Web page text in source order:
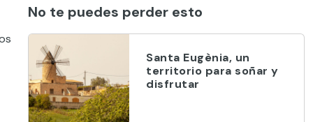
No te puedes perder esto
Santa Eugènia, un
territorio para soñar y
disfrutar